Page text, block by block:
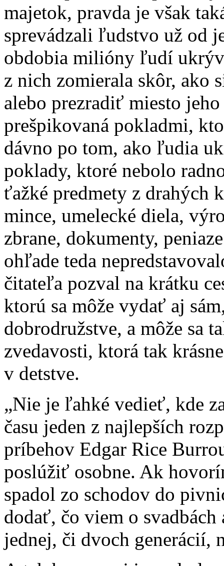
majetok, pravda je však
sprevádzali ľudstvo už od
obdobia milióny ľudí
z nich zomierala skôr,
alebo prezradiť miesto
prešpikovaná pokladmi,
dávno po tom, ako ľudia
poklady, ktoré nebolo
ťažké predmety z drahých
mince, umelecké diela,
zbrane, dokumenty,
ohľade teda
čitateľa pozval na krátku
ktorú sa môže vydať aj
dobrodružstve, a môže sa
zvedavosti, ktorá tak
v detstve.
„Nie je ľahké vedieť, kde
času jeden z najlepších
príbehov Edgar Rice
poslúžiť osobne. Ak
spadol zo schodov do
dodať, čo viem o
jednej, či dvoch generácií,